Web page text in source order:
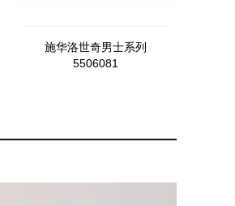
施华洛世奇男士系列
5506081